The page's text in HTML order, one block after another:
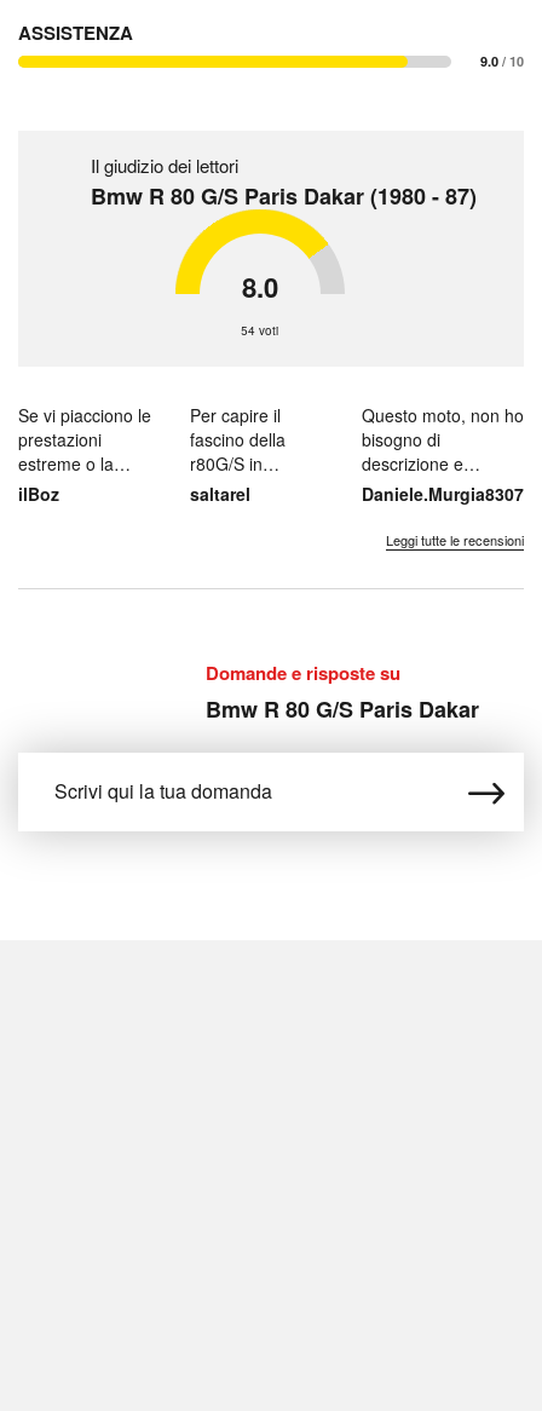
ASSISTENZA
9.0 / 10
Il giudizio dei lettori
Bmw R 80 G/S Paris Dakar (1980 - 87)
8.0
54 voti
Se vi piacciono le
prestazioni
estreme o la
ciclistica rigorosa
ilBoz
Per capire il
fascino della
r80G/S in
versione
saltarel
Questo moto, non ho
bisogno di
descrizione e
recensione. Si tratta
Daniele.Murgia8307
Leggi tutte le recensioni
Domande e risposte su
Bmw R 80 G/S Paris Dakar